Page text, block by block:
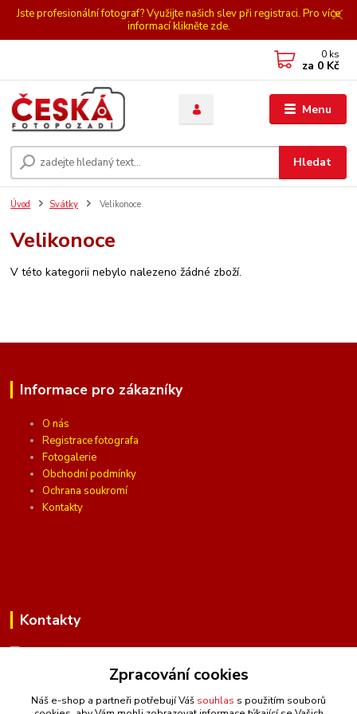
Jste profesionální fotograf? Využijte našich slev při registraci. Pro více
informací klikněte zde.
Menu
Hledat
0 ks
za 0 Kč
Úvod Svátky Velikonoce
Velikonoce
V této kategorii nebylo nalezeno žádné zboží.
Informace pro zákazníky
O nás
Registrace fotografa
Fotogalerie
Obchodní podmínky
Ochrana soukromí
Kontakty
Kontakty
(Po-Pá, 10 - 16 hod.)
Zpracování cookies
Náš e-shop a partneři potřebují Váš souhlas s použitím souborů